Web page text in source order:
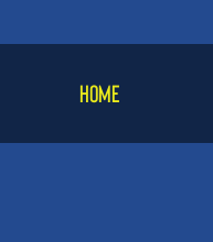
HOME